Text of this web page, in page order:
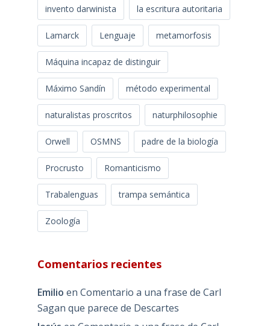
invento darwinista la escritura autoritaria
Lamarck Lenguaje metamorfosis
Máquina incapaz de distinguir
Máximo Sandín método experimental
naturalistas proscritos naturphilosophie
Orwell OSMNS padre de la biología
Procrusto Romanticismo
Trabalenguas trampa semántica
Zoología
Comentarios recientes
Emilio en Comentario a una frase de Carl
Sagan que parece de Descartes